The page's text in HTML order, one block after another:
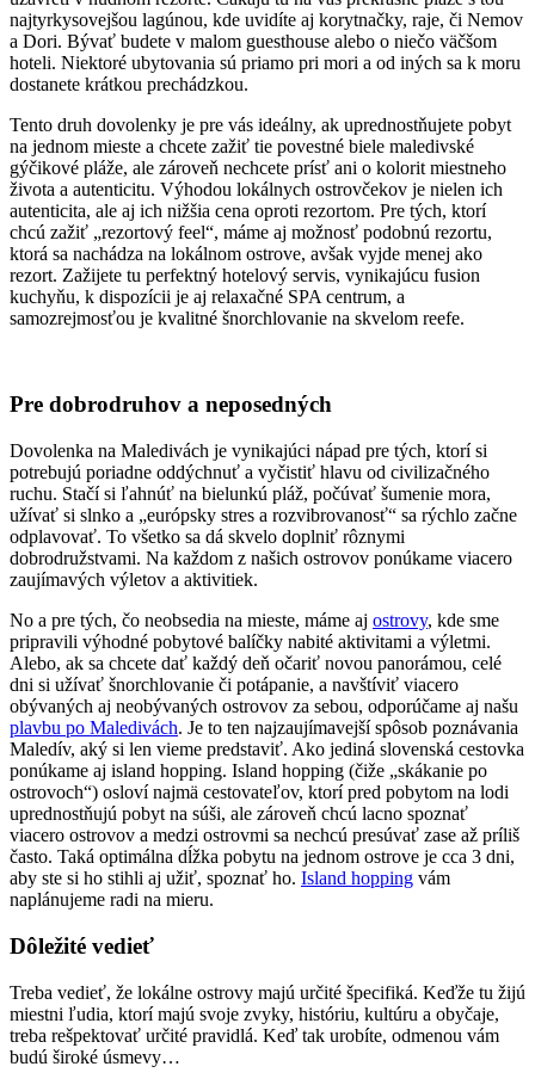
najtyrkysovejšou lagúnou, kde uvidíte aj korytnačky, raje, či Nemov
a Dori. Bývať budete v malom guesthouse alebo o niečo väčšom
hoteli. Niektoré ubytovania sú priamo pri mori a od iných sa k moru
dostanete krátkou prechádzkou.
Tento druh dovolenky je pre vás ideálny, ak uprednostňujete pobyt
na jednom mieste a chcete zažiť tie povestné biele maledivské
gýčikové pláže, ale zároveň nechcete prísť ani o kolorit miestneho
života a autenticitu. Výhodou lokálnych ostrovčekov je nielen ich
autenticita, ale aj ich nižšia cena oproti rezortom. Pre tých, ktorí
chcú zažiť „rezortový feel“, máme aj možnosť podobnú rezortu,
ktorá sa nachádza na lokálnom ostrove, avšak vyjde menej ako
rezort. Zažijete tu perfektný hotelový servis, vynikajúcu fusion
kuchyňu, k dispozícii je aj relaxačné SPA centrum, a
samozrejmosťou je kvalitné šnorchlovanie na skvelom reefe.
Pre dobrodruhov a neposedných
Dovolenka na Maledivách je vynikajúci nápad pre tých, ktorí si
potrebujú poriadne oddýchnuť a vyčistiť hlavu od civilizačného
ruchu. Stačí si ľahnúť na bielunkú pláž, počúvať šumenie mora,
užívať si slnko a „európsky stres a rozvibrovanosť“ sa rýchlo začne
odplavovať. To všetko sa dá skvelo doplniť rôznymi
dobrodružstvami. Na každom z našich ostrovov ponúkame viacero
zaujímavých výletov a aktivitiek.
No a pre tých, čo neobsedia na mieste, máme aj ostrovy, kde sme
pripravili výhodné pobytové balíčky nabité aktivitami a výletmi.
Alebo, ak sa chcete dať každý deň očariť novou panorámou, celé
dni si užívať šnorchlovanie či potápanie, a navštíviť viacero
obývaných aj neobývaných ostrovov za sebou, odporúčame aj našu
plavbu po Maledivách. Je to ten najzaujímavejší spôsob poznávania
Maledív, aký si len vieme predstaviť. Ako jediná slovenská cestovka
ponúkame aj island hopping. Island hopping (čiže „skákanie po
ostrovoch“) osloví najmä cestovateľov, ktorí pred pobytom na lodi
uprednostňujú pobyt na súši, ale zároveň chcú lacno spoznať
viacero ostrovov a medzi ostrovmi sa nechcú presúvať zase až príliš
často. Taká optimálna dĺžka pobytu na jednom ostrove je cca 3 dni,
aby ste si ho stihli aj užiť, spoznať ho. Island hopping vám
naplánujeme radi na mieru.
Dôležité vedieť
Treba vedieť, že lokálne ostrovy majú určité špecifiká. Keďže tu žijú
miestni ľudia, ktorí majú svoje zvyky, históriu, kultúru a obyčaje,
treba rešpektovať určité pravidlá. Keď tak urobíte, odmenou vám
budú široké úsmevy…